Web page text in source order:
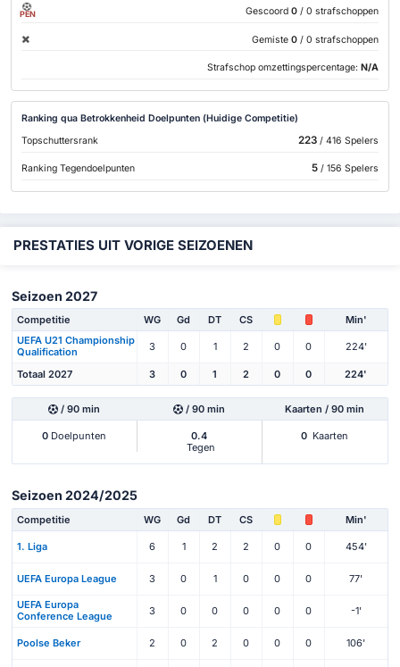
PEN Gescoord 0 / 0 strafschoppen
Gemiste 0 / 0 strafschoppen
Strafschop omzettingspercentage: N/A
Ranking qua Betrokkenheid Doelpunten (Huidige Competitie)
Topschuttersrank
223/ 416 Spelers
Ranking Tegendoelpunten 5/ 156 Spelers
PRESTATIES UIT VORIGE SEIZOENEN
Seizoen 2027
Competitie WG Gd DT CS
Min'
UEFA U21 Championship
Qualification
3 0 1 2 0 0 224'
Totaal 2027 3 0 1 2 0 0 224'
/ 90 min / 90 min Kaarten / 90 min
0 Doelpunten
0.4
Tegen
0 Kaarten
Seizoen 2024/2025
Competitie WG Gd DT CS Min'
1. Liga 6 1 2 2 0 0 454'
UEFA Europa League 3 0 1 0 0 0 77'
UEFA Europa
Conference League
3 0 0 0 0 0 -1'
Poolse Beker 2 0 2 0 0 0 106'